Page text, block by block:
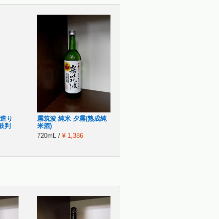
り
判
霧筑波 純米 夕霧(熟成純
米酒)
720mL / ¥ 1,386